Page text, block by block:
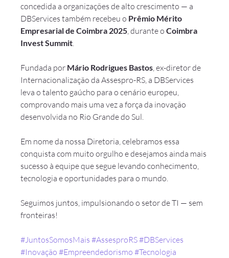
concedida a organizações de alto crescimento — a
DBServices também recebeu o Prêmio Mérito
Empresarial de Coimbra 2025, durante o Coimbra
Invest Summit.
Fundada por Mário Rodrigues Bastos, ex-diretor de
Internacionalização da Assespro-RS, a DBServices
leva o talento gaúcho para o cenário europeu,
comprovando mais uma vez a força da inovação
desenvolvida no Rio Grande do Sul.
Em nome da nossa Diretoria, celebramos essa
conquista com muito orgulho e desejamos ainda mais
sucesso à equipe que segue levando conhecimento,
tecnologia e oportunidades para o mundo.
Seguimos juntos, impulsionando o setor de TI — sem
fronteiras!
#JuntosSomosMais #AssesproRS#DBServices
#Inovação #Empreendedorismo #Tecnologia